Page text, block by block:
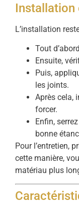
Installation
L’installation
Tout
Ensuite,
Puis,
les joints.
Après cela,
forcer.
Enfin,
bonne
Pour l’entretien,
cette manière,
matériau plus